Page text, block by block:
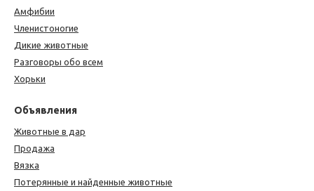
Амфибии
Членистоногие
Дикие животные
Разговоры обо всем
Хорьки
Объявления
Животные в дар
Продажа
Вязка
Потерянные и найденные животные